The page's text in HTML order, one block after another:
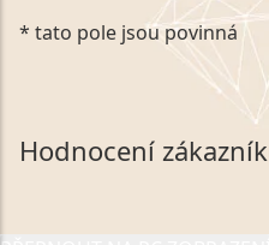
Kliknutím na výše uvedený
zákonem č. 101/2000 Sb.
souhlasím se zpracováním
mých osobních údajů,
společnosti VVDiamonds
údaje poskytuji společnosti
* tato pole jsou povinná
Hodnocení